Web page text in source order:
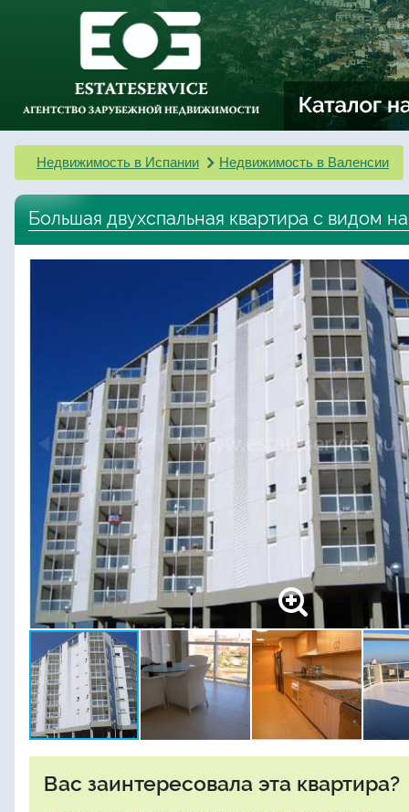
Недвижимость в Испании Недвижимость в Валенсии
Большая двухспальная квартира с видом
Вас заинтересовала эта квартира?